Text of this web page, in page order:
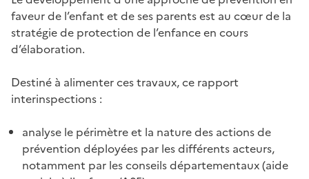
faveur de l’enfant et de ses parents est au cœur de la
stratégie de protection de l’enfance en cours
d’élaboration.
Destiné à alimenter ces travaux, ce rapport
interinspections :
analyse le périmètre et la nature des actions de
prévention déployées par les différents acteurs,
notamment par les conseils départementaux (aide